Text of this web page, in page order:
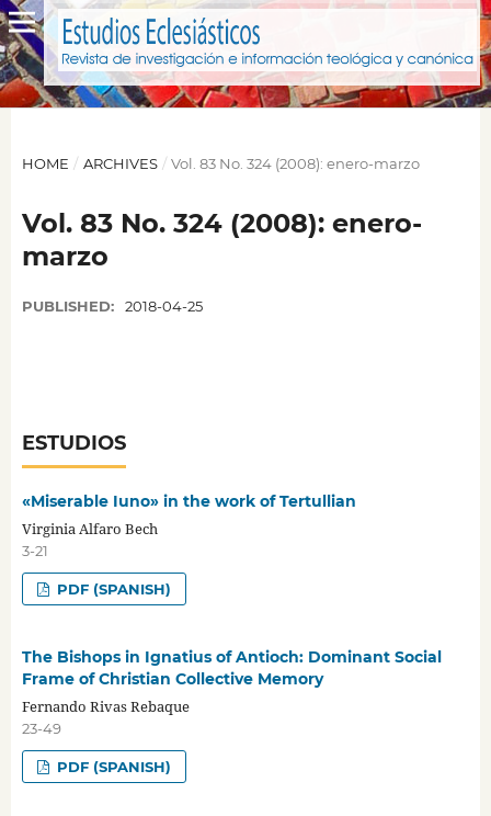
HOME / ARCHIVES / Vol. 83 No. 324 (2008): enero-marzo
Vol. 83 No. 324 (2008): enero-
marzo
PUBLISHED: 2018-04-25
ESTUDIOS
«Miserable Iuno» in the work of Tertullian
Virginia Alfaro Bech
3-21
PDF (SPANISH)
The Bishops in Ignatius of Antioch: Dominant Social
Frame of Christian Collective Memory
Fernando Rivas Rebaque
23-49
PDF (SPANISH)